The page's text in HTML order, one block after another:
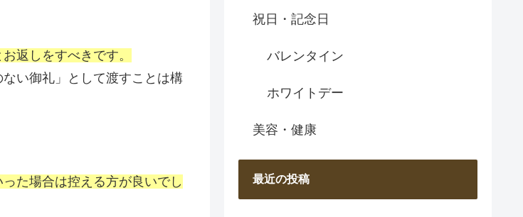
返しをすべきです。
い御礼」として渡すことは構
た場合は控える方が良いでし
祝日・記念日
バレンタイン
ホワイトデー
美容・健康
最近の投稿